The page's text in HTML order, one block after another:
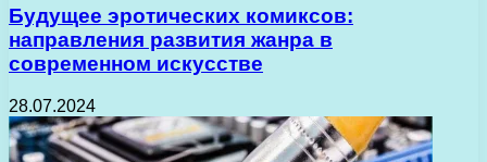
Будущее эротических комиксов:
направления развития жанра в
современном искусстве
28.07.2024